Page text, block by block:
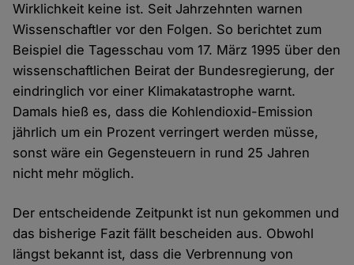
Wirklichkeit keine ist. Seit Jahrzehnten warnen
Wissenschaftler vor den Folgen. So berichtet zum
Beispiel die Tagesschau vom 17. März 1995 über den
wissenschaftlichen Beirat der Bundesregierung, der
eindringlich vor einer Klimakatastrophe warnt.
Damals hieß es, dass die Kohlendioxid-Emission
jährlich um ein Prozent verringert werden müsse,
sonst wäre ein Gegensteuern in rund 25 Jahren
nicht mehr möglich.
Der entscheidende Zeitpunkt ist nun gekommen und
das bisherige Fazit fällt bescheiden aus. Obwohl
längst bekannt ist, dass die Verbrennung von